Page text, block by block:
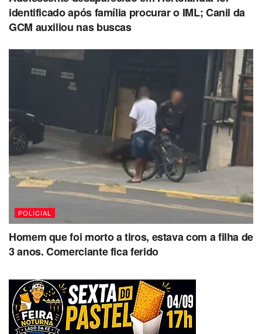
identificado após família procurar o IML; Canil da
GCM auxiliou nas buscas
POLICIAL
Homem que foi morto a tiros, estava com a filha de
3 anos. Comerciante fica ferido